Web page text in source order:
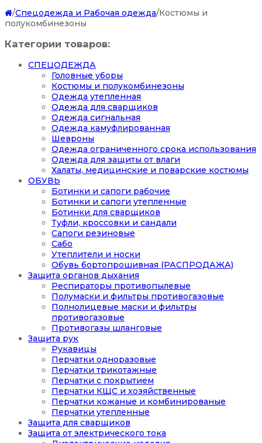
/Спецодежда и Рабочая одежда/Костюмы и
полукомбинезоны
Категории товаров:
СПЕЦОДЕЖДА
Головные уборы
Костюмы и полукомбинезоны
Одежда утепленная
Одежда для сварщиков
Одежда сигнальная
Одежда камуфлированная
Шевроны
Одежда ограниченного срока использования
Одежда для защиты от влаги
Халаты, медицинские и поварские костюмы
ОБУВЬ
Ботинки и сапоги рабочие
Ботинки и сапоги утепленные
Ботинки для сварщиков
Туфли, кроссовки и сандали
Сапоги резиновые
Сабо
Утеплители и носки
Обувь бортопрошивная (РАСПРОДАЖА)
Защита органов дыхания
Респираторы противопылевые
Полумаски и фильтры противогазовые
Полнолицевые маски и фильтры
противогазовые
Противогазы шланговые
Защита рук
Рукавицы
Перчатки одноразовые
Перчатки трикотажные
Перчатки с покрытием
Перчатки КЩС и хозяйственные
Перчатки кожаные и комбинированые
Перчатки утепленные
Защита для сварщиков
Защита от электрического тока